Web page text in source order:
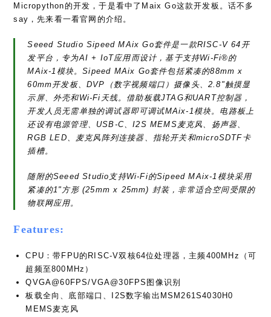
Micropython的开发，于是看中了Maix Go这款开发板。话不多
say，先来看一看官网的介绍。
Seeed Studio Sipeed MAix Go套件是一款RISC-V 64开
发平台，专为AI + IoT应用而设计，基于支持Wi-Fi®的
MAix-1模块。Sipeed MAix Go套件包括紧凑的88mm x
60mm开发板、DVP（数字视频端口）摄像头、2.8"触摸显
示屏、外壳和Wi-Fi天线。借助板载JTAG和UART控制器，
开发人员无需单独的调试器即可调试MAix-1模块。电路板上
还设有电源管理、USB-C、I2S MEMS麦克风、扬声器、
RGB LED、麦克风阵列连接器、指轮开关和microSDTF卡
插槽。
随附的Seeed Studio支持Wi-Fi的Sipeed MAix-1模块采用
紧凑的1"方形 (25mm x 25mm) 封装，非常适合空间受限的
物联网应用。
Features:
CPU：带FPU的RISC-V双核64位处理器，主频400MHz（可
超频至800MHz）
QVGA@60FPS/VGA@30FPS图像识别
板载全向、底部端口、I2S数字输出MSM261S4030H0
MEMS麦克风